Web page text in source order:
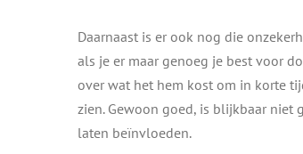
Daarnaast is er ook nog die
als je er maar genoeg je best voor
over wat het hem kost om in korte
zien. Gewoon goed, is blijkbaar niet
laten beïnvloeden.